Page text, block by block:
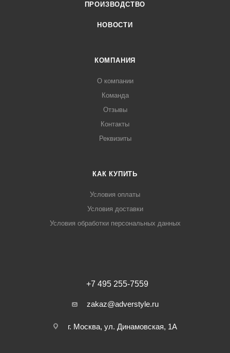
ПРОИЗВОДСТВО
НОВОСТИ
КОМПАНИЯ
О компании
Команда
Отзывы
Контакты
Реквизиты
КАК КУПИТЬ
Условия оплаты
Условия доставки
Условия обработки персональных данных
+7 495 255-7559
zakaz@adverstyle.ru
г. Москва, ул. Динамовская, 1А